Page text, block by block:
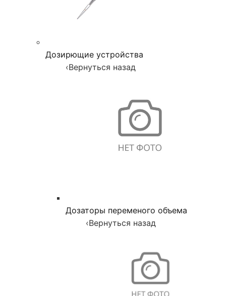
Дозирющие устройства
‹Вернуться назад
Дозаторы переменого объема
‹Вернуться назад